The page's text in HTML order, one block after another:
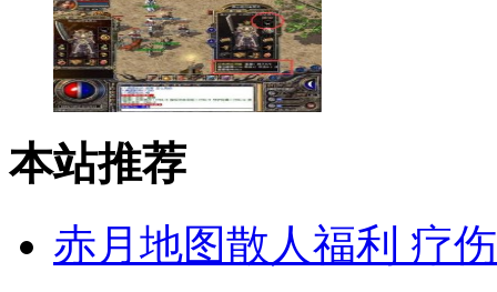
本站推荐
赤月地图散人福利 疗